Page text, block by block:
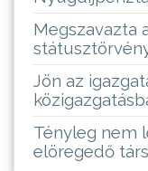
Megszavazta
Jön az
Tényleg nem
elöregedő